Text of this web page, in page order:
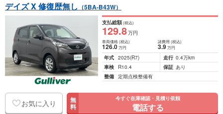
デイズ X 修復歴無し （5BA-B43W）
支払総額(税込)
129.8万円
車両価格(税込)
126.0万円
諸費用 (税込)
3.9 万円
年式 2025(R7) 走行 0.4万km
車検
R10.4 保証 あり
整備 定期点検整備有
お気に入り 無
料
今すぐ在庫確認・見積り依頼
電話する